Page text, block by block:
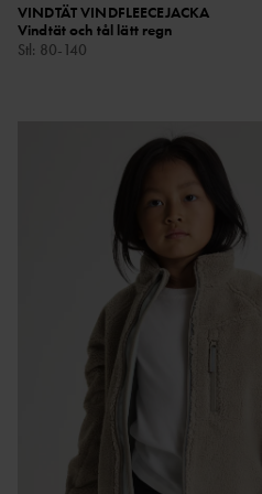
VINDTÄT VINDFLEECEJACKA
Vindtät och tål lätt regn
Stl : 80-140